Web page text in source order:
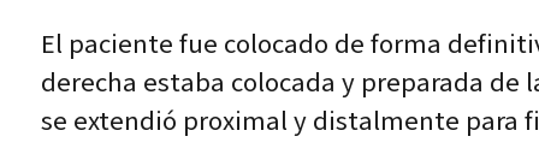
El paciente fue colocado de forma
derecha estaba colocada y preparada
se extendió proximal y distalmente para